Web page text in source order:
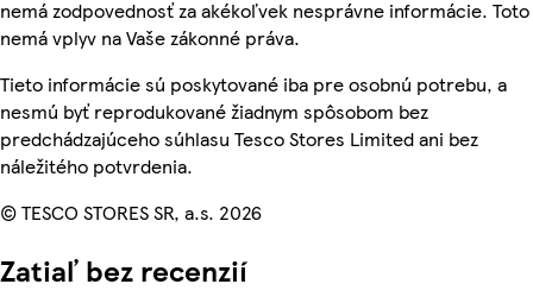
nemá zodpovednosť za akékoľvek nesprávne informácie. Toto
nemá vplyv na Vaše zákonné práva.
Tieto informácie sú poskytované iba pre osobnú potrebu, a
nesmú byť reprodukované žiadnym spôsobom bez
predchádzajúceho súhlasu Tesco Stores Limited ani bez
náležitého potvrdenia.
© TESCO STORES SR, a.s. 2026
Zatiaľ bez recenzií